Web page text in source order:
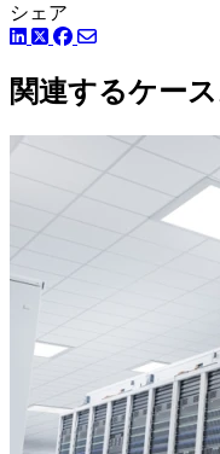
シェア
LinkedIn
ツイッター
Facebook
関連するケー